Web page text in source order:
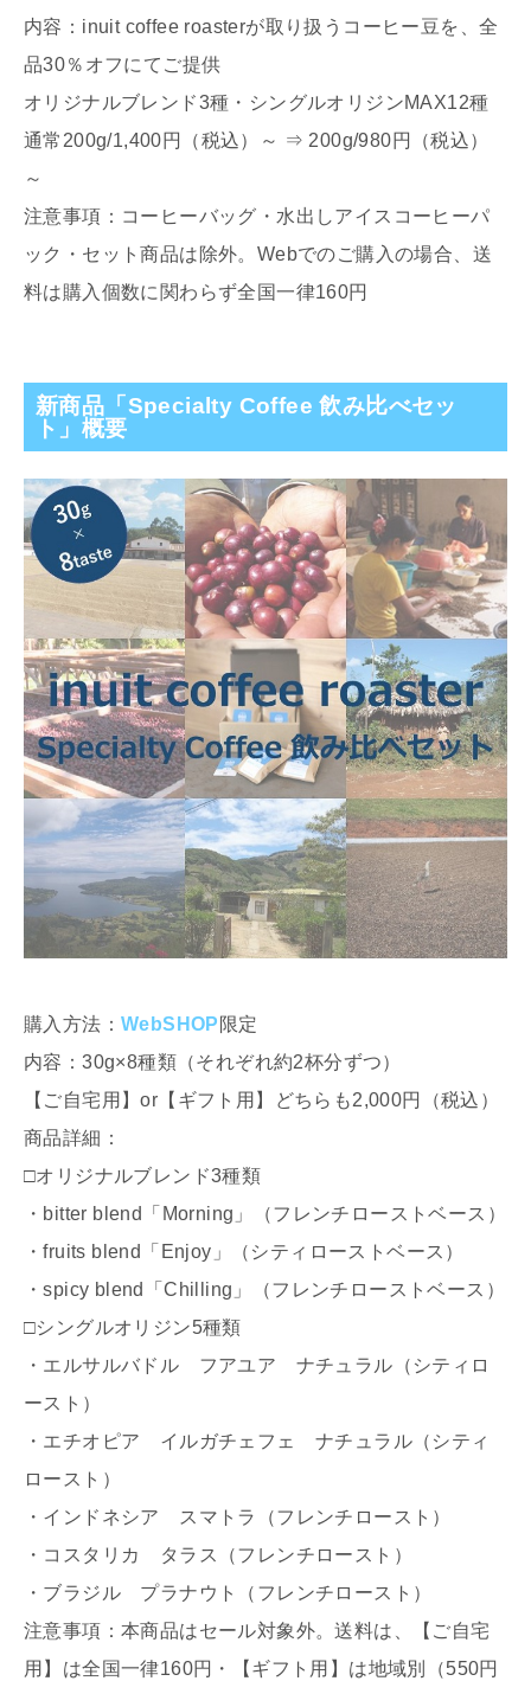
内容：inuit coffee roasterが取り扱うコーヒー豆を、全
品30％オフにてご提供
オリジナルブレンド3種・シングルオリジンMAX12種
通常200g/1,400円（税込）～ ⇒ 200g/980円（税込）
～
注意事項：コーヒーバッグ・水出しアイスコーヒーパ
ック・セット商品は除外。Webでのご購入の場合、送
料は購入個数に関わらず全国一律160円
新商品「Specialty Coffee 飲み比べセッ
ト」概要
購入方法： WebSHOP 限定
内容：30g×8種類（それぞれ約2杯分ずつ）
【ご自宅用】or【ギフト用】どちらも2,000円（税込）
商品詳細：
□オリジナルブレンド3種類
・bitter blend「Morning」（フレンチローストベース）
・fruits blend「Enjoy」（シティローストベース）
・spicy blend「Chilling」（フレンチローストベース）
□シングルオリジン5種類
・エルサルバドル フアユア ナチュラル（シティロ
ースト）
・エチオピア イルガチェフェ ナチュラル（シティ
ロースト）
・インドネシア スマトラ（フレンチロースト）
・コスタリカ タラス（フレンチロースト）
・ブラジル プラナウト（フレンチロースト）
注意事項：本商品はセール対象外。送料は、【ご自宅
用】は全国一律160円・【ギフト用】は地域別（550円